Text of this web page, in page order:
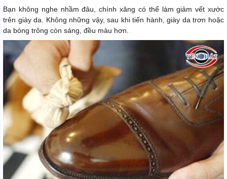
Bạn không nghe nhầm đâu, chính xăng có thể làm giảm vết xước
trên giày da. Không những vậy, sau khi tiến hành, giày da trơn hoặc
da bóng trông còn sáng, đều màu hơn.